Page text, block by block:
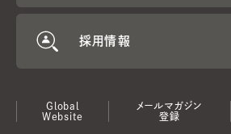
採用情報
Global
Website
メールマガジン
登録